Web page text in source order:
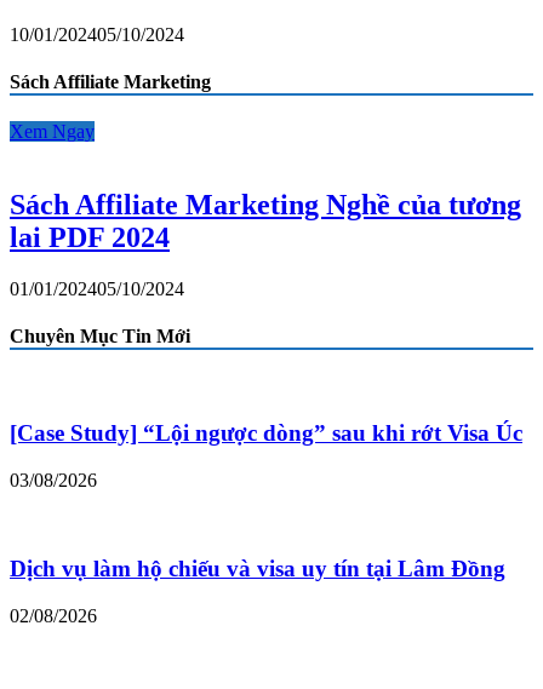
10/01/202405/10/2024
Sách Affiliate Marketing
Xem Ngay
Sách Affiliate Marketing Nghề của tương
lai PDF 2024
01/01/202405/10/2024
Chuyên Mục Tin Mới
[Case Study] “Lội ngược dòng” sau khi rớt Visa Úc
03/08/2026
Dịch vụ làm hộ chiếu và visa uy tín tại Lâm Đồng
02/08/2026